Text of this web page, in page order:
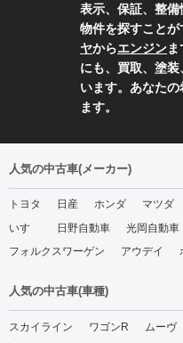
表示、保証、整
物件を探すことが
ヤからエンジン
にも、買取、塗
います。あなた
ます。
人気の中古車(メーカー)
トヨタ 日産 ホンダ マツダ
いすゞ
日野自動車 光岡自動車
フォルクスワーゲン
アウデイ
人気の中古車(車種)
スカイライン ワゴンR ムーヴ